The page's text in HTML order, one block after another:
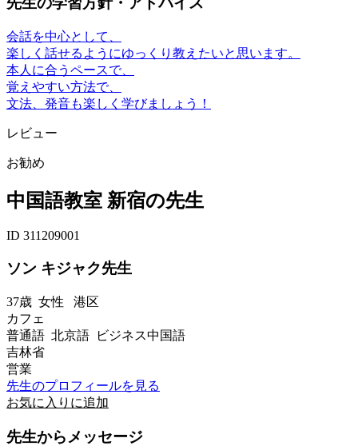
会話を中心として、
楽しく話せるようにゆっくり教えたいと思います。
本人に合うペースで、
覚えやすい方法で、
文法、発音も楽しく学びましょう！
レビュー
お勧め
中国語教室 新宿の先生
ID 311209001
ソン キジャク先生
37歳 女性 港区
カフェ
普通語 北京語 ビジネス中国語
吉林省
営業
先生のプロフィールを見る
お気に入りに追加
先生からメッセージ